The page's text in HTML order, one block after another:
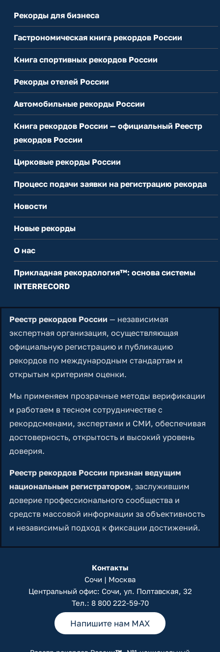
Рекорды для бизнеса
Гастрономическая книга рекордов России
Книга спортивных рекордов России
Рекорды отелей России
Автомобильные рекорды России
Книга рекордов России — официальный Реестр
рекордов России
Цирковые рекорды России
Процесс подачи заявки на регистрацию рекорда
Новости
Новые рекорды
О нас
Прикладная рекордология™: основа системы
INTERRECORD
Реестр рекордов России — независимая
экспертная организация, осуществляющая
официальную регистрацию и публикацию
рекордов по международным стандартам и
открытым критериям оценки.
Мы применяем прозрачные методы верификации
и работаем в тесном сотрудничестве с
рекордсменами, экспертами и СМИ, обеспечивая
достоверность, открытость и высокий уровень
доверия.
Реестр рекордов России признан ведущим
национальным регистратором, заслужившим
доверие профессионального сообщества и
средств массовой информации за объективность
и независимый подход к фиксации достижений.
Контакты
Сочи | Москва
Центральный офис: Сочи, ул. Полтавская, 32
Тел.: 8 800 222-59-70
Напишите нам MAX